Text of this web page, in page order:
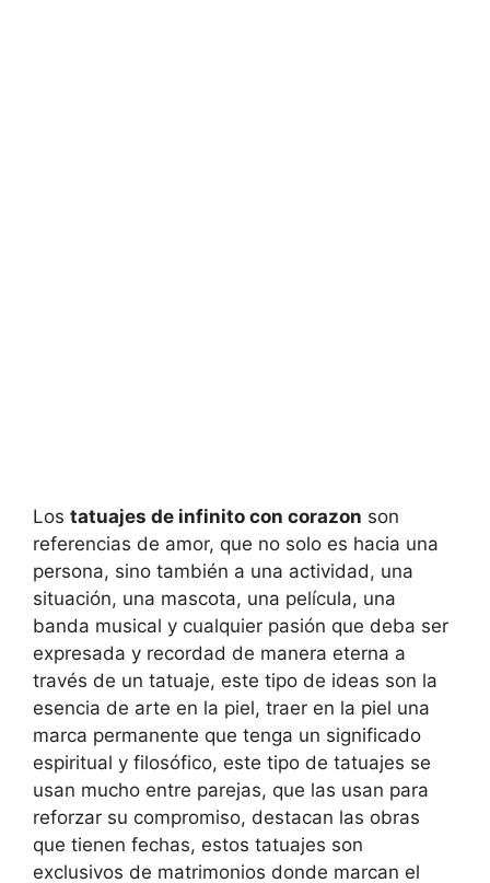
Los tatuajes de infinito con corazon son
referencias de amor, que no solo es hacia una
persona, sino también a una actividad, una
situación, una mascota, una película, una
banda musical y cualquier pasión que deba ser
expresada y recordad de manera eterna a
través de un tatuaje, este tipo de ideas son la
esencia de arte en la piel, traer en la piel una
marca permanente que tenga un significado
espiritual y filosófico, este tipo de tatuajes se
usan mucho entre parejas, que las usan para
reforzar su compromiso, destacan las obras
que tienen fechas, estos tatuajes son
exclusivos de matrimonios donde marcan el